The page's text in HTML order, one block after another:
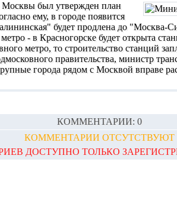
Москвы был утвержден план
ему, в городе появится
будет продлена до "Москва-
- в Красногорске будет открыта
метро, то строительство станций
правительства, министр
города рядом с Москвой вправе
КОММЕНТАРИИ: 0
КОММЕНТАРИИ ОТСУТСТВУЮТ
ДОСТУПНО ТОЛЬКО